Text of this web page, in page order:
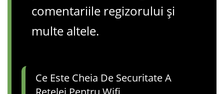
comentariile regizorului și
multe altele.
Ce Este Cheia De Securitate A